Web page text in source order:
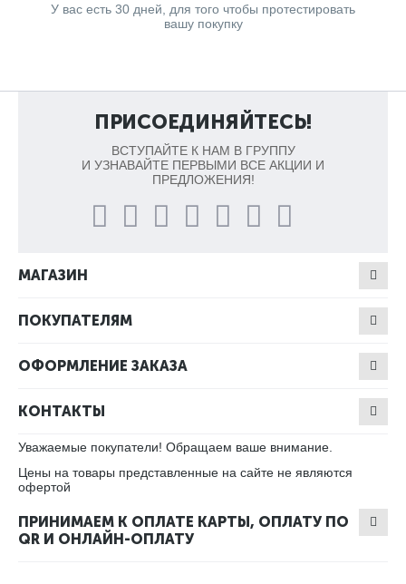
У вас есть 30 дней, для того чтобы протестировать
вашу покупку
ПРИСОЕДИНЯЙТЕСЬ!
ВСТУПАЙТЕ К НАМ В ГРУППУ
И УЗНАВАЙТЕ ПЕРВЫМИ ВСЕ АКЦИИ И
ПРЕДЛОЖЕНИЯ!
МАГАЗИН
ПОКУПАТЕЛЯМ
ОФОРМЛЕНИЕ ЗАКАЗА
КОНТАКТЫ
Уважаемые покупатели! Обращаем ваше внимание.
Цены на товары представленные на сайте не являются
офертой
ПРИНИМАЕМ К ОПЛАТЕ КАРТЫ, ОПЛАТУ ПО
QR И ОНЛАЙН-ОПЛАТУ